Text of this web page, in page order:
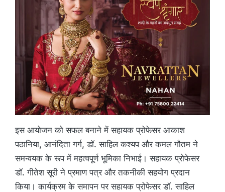
इस आयोजन को सफल बनाने में सहायक प्रोफेसर आकाश
पठानिया, आनंदिता गर्ग, डॉ. साहिल कश्यप और कमल गौतम ने
समन्वयक के रूप में महत्वपूर्ण भूमिका निभाई। सहायक प्रोफेसर
डॉ. गीतेश सूरी ने प्रमाण पत्र और तकनीकी सहयोग प्रदान
किया। कार्यक्रम के समापन पर सहायक प्रोफेसर डॉ. साहिल